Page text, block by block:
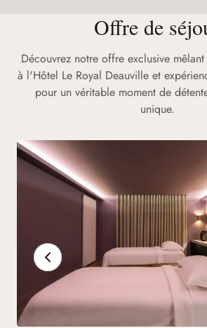
Offre de
Découvrez notre offre exclusive
à l'Hôtel Le Royal Deauville et
pour un véritable moment de
unique.